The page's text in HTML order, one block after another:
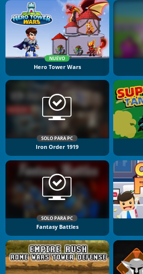
NUEVO
Hero Tower Wars
SOLO PARA PC
Iron Order 1919
SOLO PARA PC
Fantasy Battles